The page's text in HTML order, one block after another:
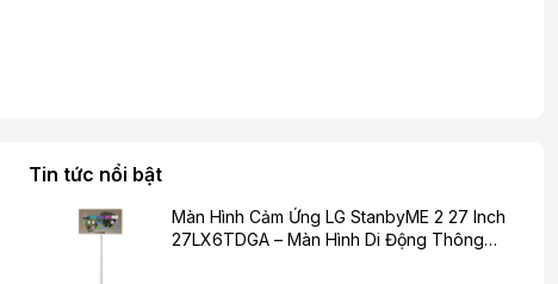
Tin tức nổi bật
Màn Hình Cảm Ứng LG StanbyME 2 27 Inch
27LX6TDGA – Màn Hình Di Động Thông